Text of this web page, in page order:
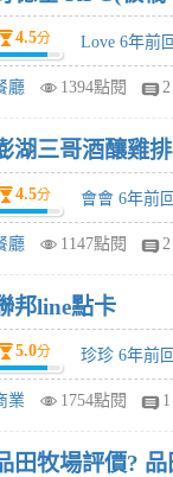
4.5分 Love 6年前
廳 1394點閱
湖三哥酒釀雞
4.5分 會會 6年前
廳 1147點閱
邦line點卡
5.0分 珍珍 6年前
業 1754點閱
田牧場評價?